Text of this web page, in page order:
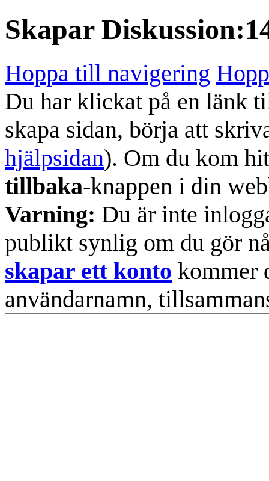
Skapar
Hoppa till navigering
Du har klickat på en länk
skapa sidan, börja att
hjälpsidan). Om du kom
tillbaka-knappen i din
Varning: Du är inte
publikt synlig om du gör
skapar ett konto kommer
användarnamn,